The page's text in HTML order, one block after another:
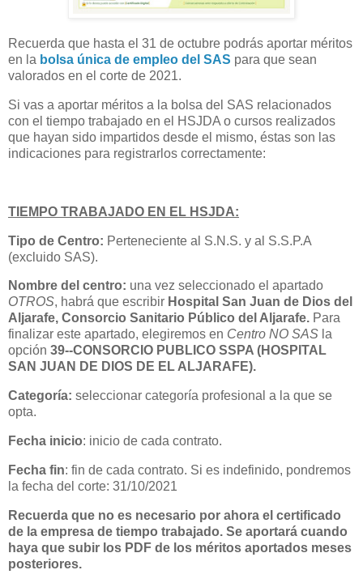
Recuerda que hasta el 31 de octubre podrás aportar méritos
en la bolsa única de empleo del SAS para que sean
valorados en el corte de 2021.
Si vas a aportar méritos a la bolsa del SAS relacionados
con el tiempo trabajado en el HSJDA o cursos realizados
que hayan sido impartidos desde el mismo, éstas son las
indicaciones para registrarlos correctamente:
TIEMPO TRABAJADO EN EL HSJDA:
Tipo de Centro: Perteneciente al S.N.S. y al S.S.P.A
(excluido SAS).
Nombre del centro: una vez seleccionado el apartado
OTROS, habrá que escribir Hospital San Juan de Dios del
Aljarafe, Consorcio Sanitario Público del Aljarafe. Para
finalizar este apartado, elegiremos en Centro NO SAS la
opción 39--CONSORCIO PUBLICO SSPA (HOSPITAL
SAN JUAN DE DIOS DE EL ALJARAFE).
Categoría: seleccionar categoría profesional a la que se
opta.
Fecha inicio: inicio de cada contrato.
Fecha fin: fin de cada contrato. Si es indefinido, pondremos
la fecha del corte: 31/10/2021
Recuerda que no es necesario por ahora el certificado
de la empresa de tiempo trabajado. Se aportará cuando
haya que subir los PDF de los méritos aportados meses
posteriores.